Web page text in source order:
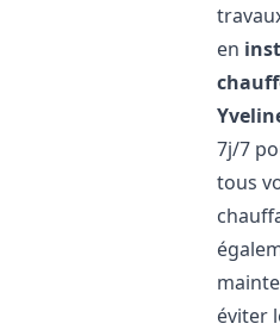
en
7j/7
tous
éviter